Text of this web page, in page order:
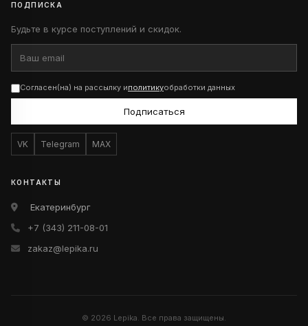
ПОДПИСКА
Будьте в курсе поступлений и скидок.
Согласен(на) на рассылку иполитикуобработки данных
Подписаться
VK Telegram MAX
КОНТАКТЫ
Екатеринбург
+7 (343) 211-08-01
zakaz@lepika.ru
© 2026 Lepika. Все права защищены.